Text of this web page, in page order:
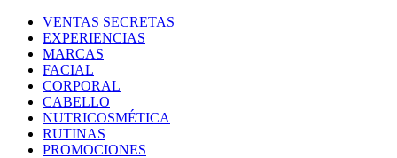
VENTAS SECRETAS
EXPERIENCIAS
MARCAS
FACIAL
CORPORAL
CABELLO
NUTRICOSMÉTICA
RUTINAS
PROMOCIONES